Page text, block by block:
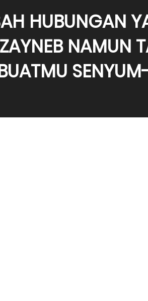
HUBUNGAN
NAMUN